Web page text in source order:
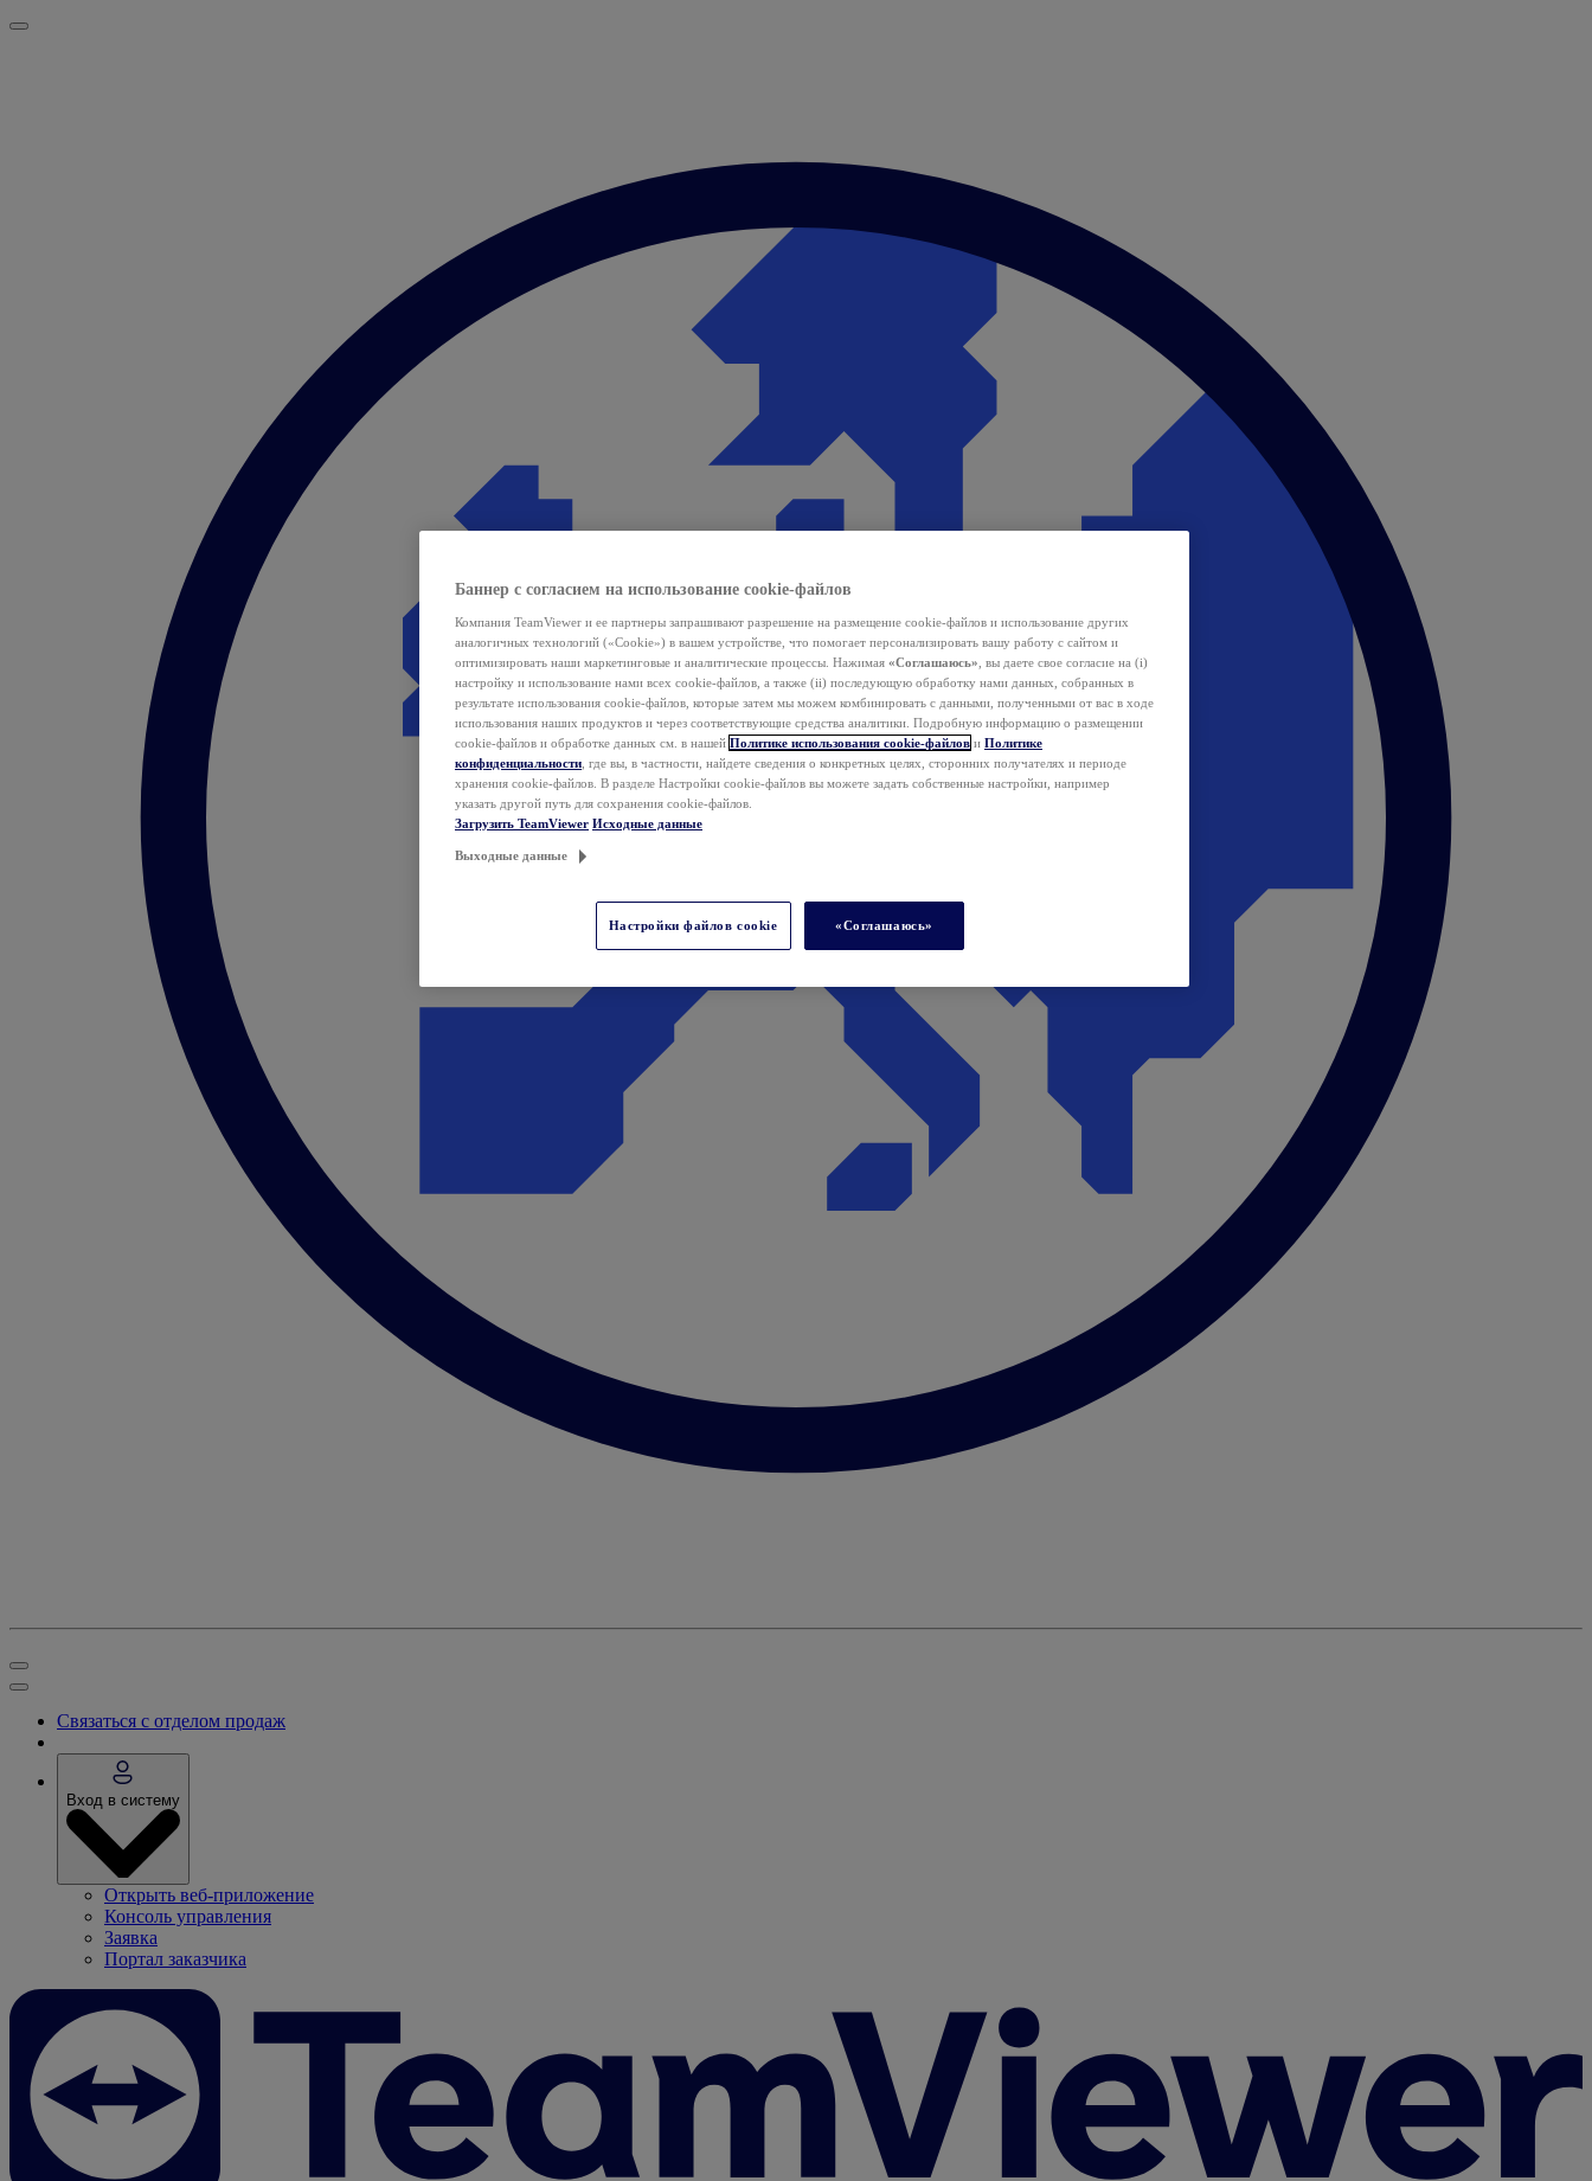
Связаться с отделом продаж
Вход в систему
Открыть веб-приложение
Консоль управления
Заявка
Портал заказчика
Баннер с согласием на использование cookie-файлов
Компания TeamViewer и ее партнеры запрашивают разрешение на размещение cookie-файлов и использование других
аналогичных технологий («Cookie») в вашем устройстве, что помогает персонализировать вашу работу с сайтом и
оптимизировать наши маркетинговые и аналитические процессы. Нажимая «Соглашаюсь» , вы даете свое согласие на (i)
настройку и использование нами всех cookie-файлов, а также (ii) последующую обработку нами данных, собранных в
результате использования cookie-файлов, которые затем мы можем комбинировать с данными, полученными от вас в ходе
использования наших продуктов и через соответствующие средства аналитики. Подробную информацию о размещении
cookie-файлов и обработке данных см. в нашей Политике использования cookie-файлов и Политике
конфиденциальности , где вы, в частности, найдете сведения о конкретных целях, сторонних получателях и периоде
хранения cookie-файлов. В разделе Настройки cookie-файлов вы можете задать собственные настройки, например
указать другой путь для сохранения cookie-файлов.
Загрузить TeamViewer Исходные данные
Выходные данные
Настройки файлов cookie «Соглашаюсь»